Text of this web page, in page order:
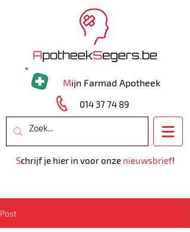
Mijn Farmad Apotheek
014 37 74 89
Schrijf je hier in voor onze nieuwsbrief!
Post